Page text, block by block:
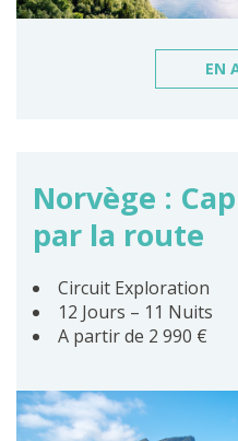
EN
Norvège :
par la route
Circuit Exploration
12 Jours – 11 Nuits
A partir de 2 990 €